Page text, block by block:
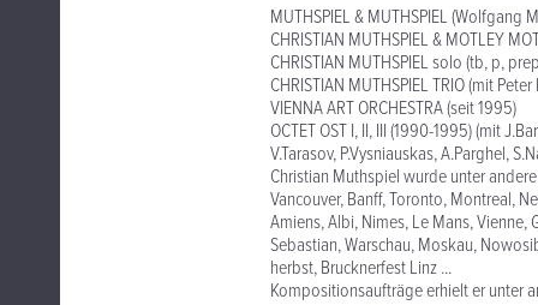
MUTHSPIEL & MUTHSPIEL (Wolfgang
CHRISTIAN MUTHSPIEL & MOTLEY
CHRISTIAN MUTHSPIEL solo (tb, p,
CHRISTIAN MUTHSPIEL TRIO (mit
VIENNA ART ORCHESTRA (seit 1995)
OCTET OST I, II, III (1990-1995) (mit
V.Tarasov, P.Vysniauskas, A.Parghel,
Christian Muthspiel wurde unter
Vancouver, Banff, Toronto, Montreal,
Amiens, Albi, Nimes, Le Mans, Vienne,
Sebastian, Warschau, Moskau,
herbst, Brucknerfest Linz ...
Kompositionsaufträge erhielt er unter